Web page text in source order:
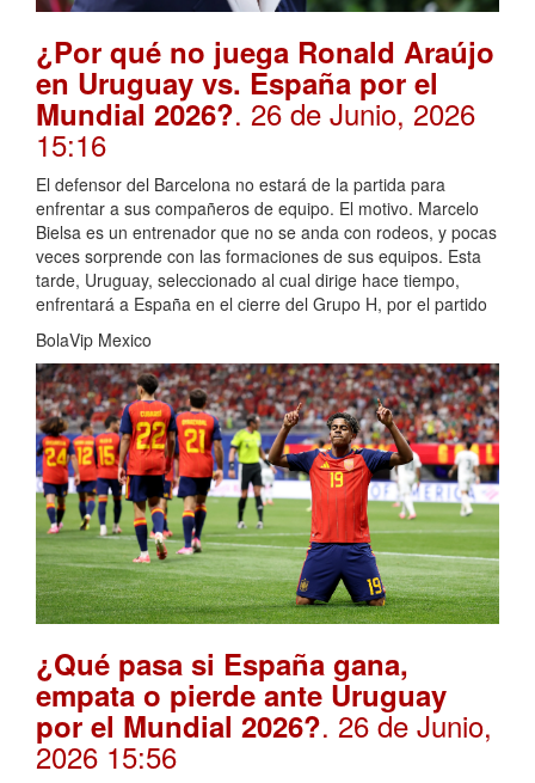
¿Por qué no juega Ronald Araújo
en Uruguay vs. España por el
Mundial 2026?. 26 de Junio, 2026
15:16
El defensor del Barcelona no estará de la partida para
enfrentar a sus compañeros de equipo. El motivo. Marcelo
Bielsa es un entrenador que no se anda con rodeos, y pocas
veces sorprende con las formaciones de sus equipos. Esta
tarde, Uruguay, seleccionado al cual dirige hace tiempo,
enfrentará a España en el cierre del Grupo H, por el partido
BolaVip Mexico
¿Qué pasa si España gana,
empata o pierde ante Uruguay
por el Mundial 2026?. 26 de Junio,
2026 15:56